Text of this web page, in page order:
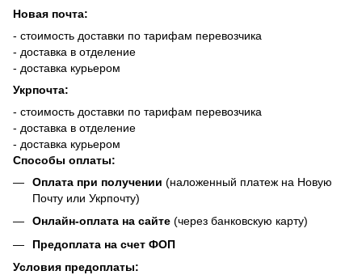
Новая почта:
- стоимость доставки по тарифам перевозчика
- доставка в отделение
- доставка курьером
Укрпочта:
- стоимость доставки по тарифам перевозчика
- доставка в отделение
- доставка курьером
Способы оплаты:
Оплата при получении (наложенный платеж на Новую
Почту или Укрпочту)
Онлайн-оплата на сайте (через банковскую карту)
Предоплата на счет ФОП
Условия предоплаты: